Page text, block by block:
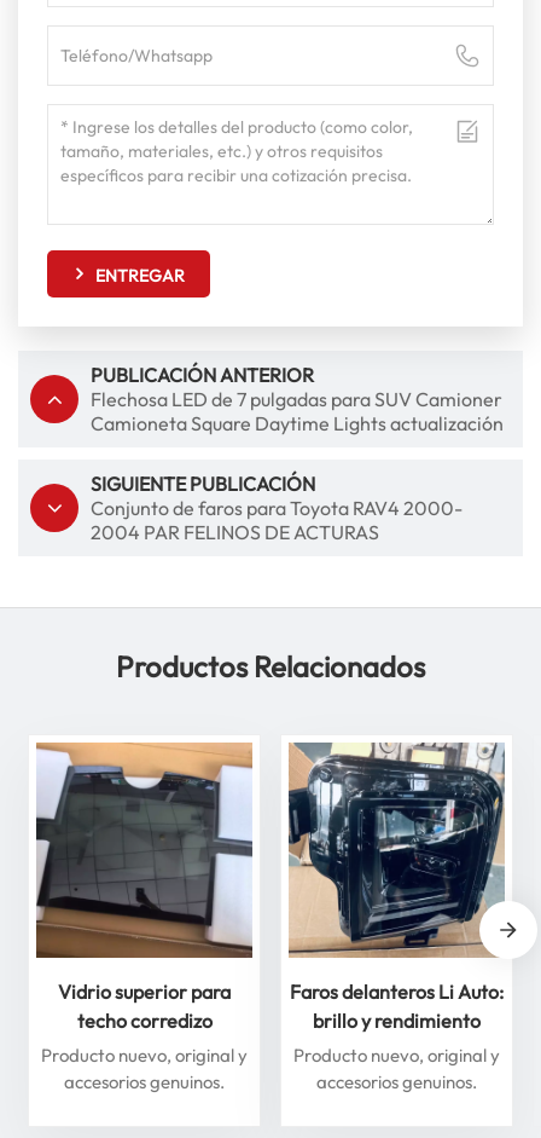
ENTREGAR
PUBLICACIÓN ANTERIOR
Flechosa LED de 7 pulgadas para SUV Camioner
Camioneta Square Daytime Lights actualización
SIGUIENTE PUBLICACIÓN
Conjunto de faros para Toyota RAV4 2000-
2004 PAR FELINOS DE ACTURAS
Productos Relacionados
Vidrio superior para
techo corredizo
delantero y trasero para
Li Auto Serie L: mejore
Producto nuevo, original y
accesorios genuinos.
Faros delanteros Li Auto:
brillo y rendimiento
superiores para máxima
seguridad
Producto nuevo, original y
accesorios genuinos.